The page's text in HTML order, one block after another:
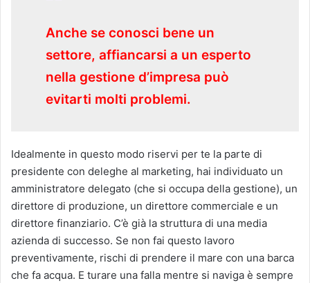
Anche se conosci bene un
settore, affiancarsi a un esperto
nella gestione d’impresa può
evitarti molti problemi.
Idealmente in questo modo riservi per te la parte di
presidente con deleghe al marketing, hai individuato un
amministratore delegato (che si occupa della gestione), un
direttore di produzione, un direttore commerciale e un
direttore finanziario. C’è già la struttura di una media
azienda di successo. Se non fai questo lavoro
preventivamente, rischi di prendere il mare con una barca
che fa acqua. E turare una falla mentre si naviga è sempre